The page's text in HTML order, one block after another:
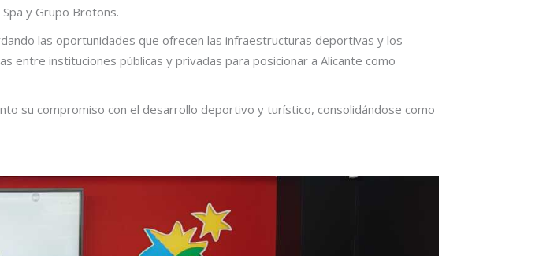
y Grupo Brotons.
las oportunidades que ofrecen las infraestructuras deportivas y los
entre instituciones públicas y privadas para posicionar a Alicante como
su compromiso con el desarrollo deportivo y turístico, consolidándose como